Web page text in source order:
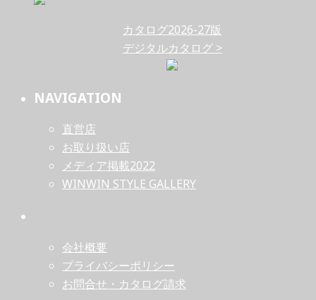
カタログ2026-27版
デジタルカタログ >
NAVIGATION
直営店
お取り扱い店
メディア掲載2022
WINWIN STYLE GALLERY
会社概要
プライバシーポリシー
お問合せ・カタログ請求